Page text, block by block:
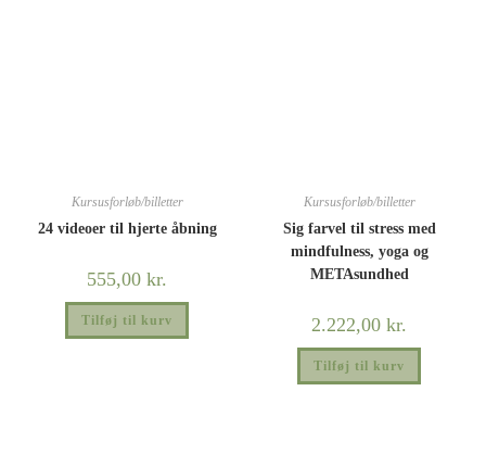
Kursusforløb/billetter
24 videoer til hjerte åbning
555,00 kr.
Tilføj til kurv
Kursusforløb/billetter
Sig farvel til stress med
mindfulness, yoga og
METAsundhed
2.222,00 kr.
Tilføj til kurv